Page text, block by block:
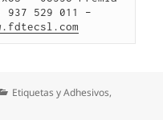
529 011 –
Categorías
Etiquetas y Adhesivos,